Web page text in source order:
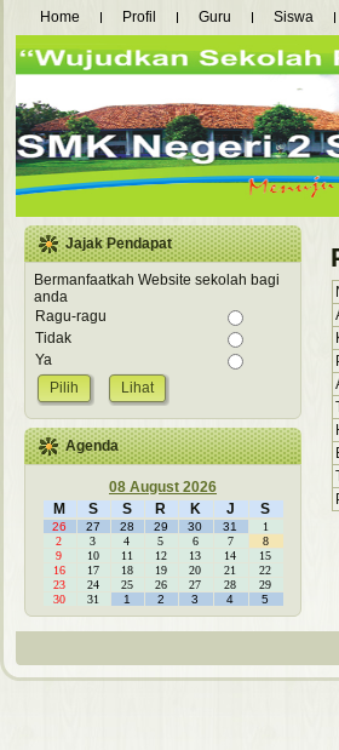
Home Profil Guru Siswa
Jajak Pendapat
Bermanfaatkah Website sekolah bagi
anda
Ragu-ragu
Tidak
Ya
Lihat
Agenda
08 August 2026
M
S S R K J S
26 27 28 29 30 31
1
2
3 4 5 6 7
8
9
10 11 12 13 14
15
16
17 18 19 20 21
22
23
24 25 26 27 28
29
30
31 1 2 3 4 5